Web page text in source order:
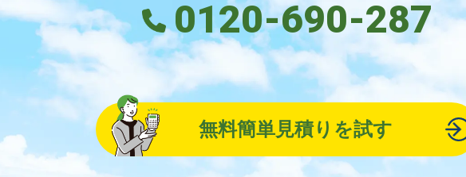
0120-690-287
無料簡単見積りを試す